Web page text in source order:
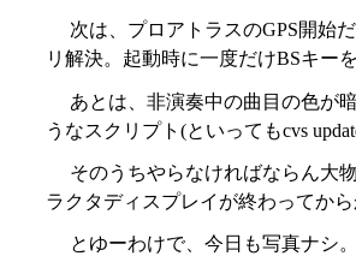
次は、プロアトラスのGPS開始
リ解決。起動時に一度だけBSキー
あとは、非演奏中の曲目の色が
うなスクリプト(といってもcvs
そのうちやらなければならん大
ラクタディスプレイが終わってか
とゆーわけで、今日も写真ナシ。